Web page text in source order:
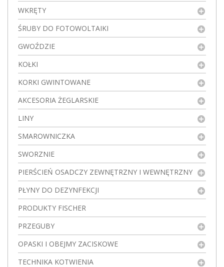
WKRĘTY
ŚRUBY DO FOTOWOLTAIKI
GWOŹDZIE
KOŁKI
KORKI GWINTOWANE
AKCESORIA ŻEGLARSKIE
LINY
SMAROWNICZKA
SWORZNIE
PIERŚCIEŃ OSADCZY ZEWNĘTRZNY I WEWNĘTRZNY
PŁYNY DO DEZYNFEKCJI
PRODUKTY FISCHER
PRZEGUBY
OPASKI I OBEJMY ZACISKOWE
TECHNIKA KOTWIENIA